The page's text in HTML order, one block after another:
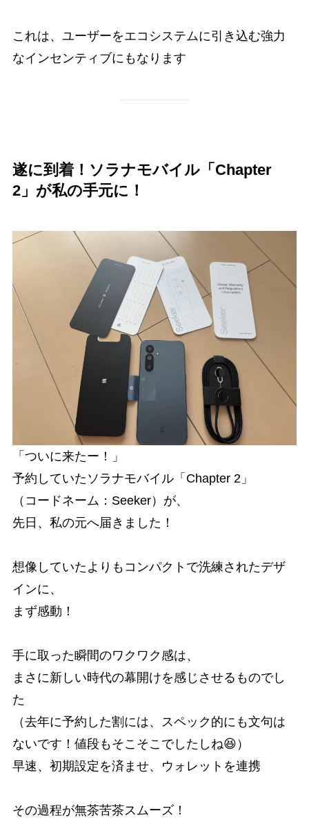
これは、ユーザーをエコシステムに引き込む強力
なインセンティブにもなります
遂に到着！ソラナモバイル「Chapter
2」が私の手元に！
「ついに来たー！」
予約していたソラナモバイル「Chapter 2」
（コードネーム：Seeker）が、
先日、私の元へ届きました！
想像していたよりもコンパクトで洗練されたデザ
インに、
まず感動！
手に取った瞬間のワクワク感は、
まさに新しい時代の幕開けを感じさせるものでし
た
（去年に予約した割には、スペック的にも文句は
ないです！値段もそこそこでしたしね😆）
早速、初期設定を済ませ、ウォレットを連携
その過程が無茶苦茶スムーズ！